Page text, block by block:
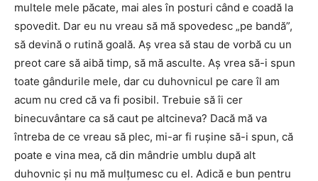
multele mele păcate, mai ales în posturi când e coadă la
spovedit. Dar eu nu vreau să mă spovedesc „pe bandă”,
să devină o rutină goală. Aș vrea să stau de vorbă cu un
preot care să aibă timp, să mă asculte. Aș vrea să-i spun
toate gândurile mele, dar cu duhovnicul pe care îl am
acum nu cred că va fi posibil. Trebuie să îi cer
binecuvântare ca să caut pe altcineva? Dacă mă va
întreba de ce vreau să plec, mi-ar fi rușine să-i spun, că
poate e vina mea, că din mândrie umblu după alt
duhovnic și nu mă mulțumesc cu el. Adică e bun pentru